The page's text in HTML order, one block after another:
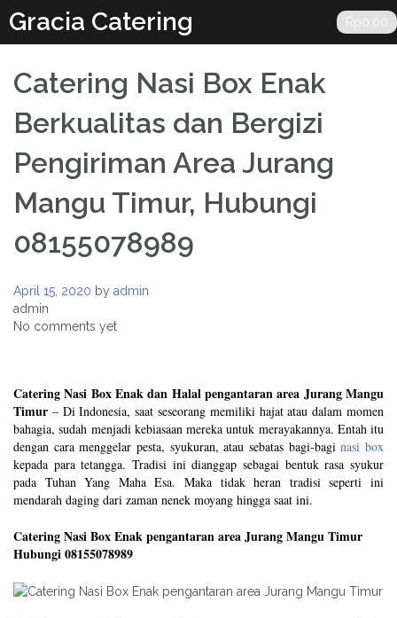
to
content
Gracia Catering Rp0.00
Catering Nasi Box Enak
Berkualitas dan Bergizi
Pengiriman Area Jurang
Mangu Timur, Hubungi
08155078989
April 15, 2020 by admin
admin
No comments yet
Catering Nasi Box Enak dan Halal pengantaran area Jurang Mangu
Timur – Di Indonesia, saat seseorang memiliki hajat atau dalam momen
bahagia, sudah menjadi kebiasaan mereka untuk merayakannya. Entah itu
dengan cara menggelar pesta, syukuran, atau sebatas bagi-baginasi box
kepada para tetangga. Tradisi ini dianggap sebagai bentuk rasa syukur
pada Tuhan Yang Maha Esa. Maka tidak heran tradisi seperti ini
mendarah daging dari zaman nenek moyang hingga saat ini.
Catering Nasi Box Enak pengantaran area Jurang Mangu Timur
Hubungi 08155078989